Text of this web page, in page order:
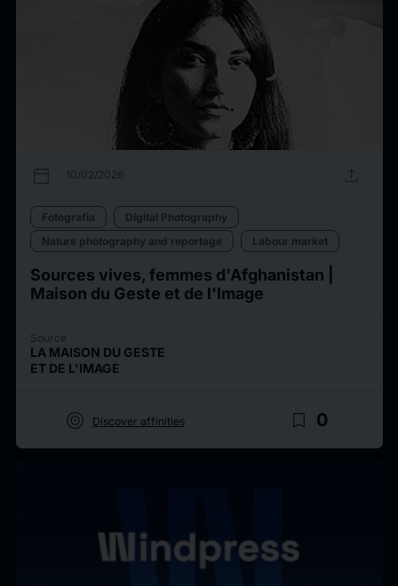
calendar_today 10/02/2026 upload
Fotografia
Digital Photography
Nature photography and reportage
Labour market
Sources vives, femmes d'Afghanistan |
Maison du Geste et de l'Image
Source
LA MAISON DU GESTE
ET DE L'IMAGE
target Discover affinities bookmark_border 0